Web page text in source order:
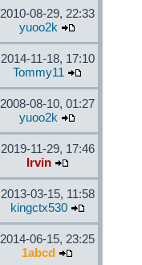
2010-08-29, 22:33
yuoo2k
2014-11-18, 17:10
Tommy11
2008-08-10, 01:27
yuoo2k
2019-11-29, 17:46
Irvin
2013-03-15, 11:58
kingctx530
2014-06-15, 23:25
1abcd